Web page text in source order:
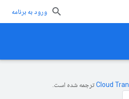
ورود به برنامه
ترجمه شده است.